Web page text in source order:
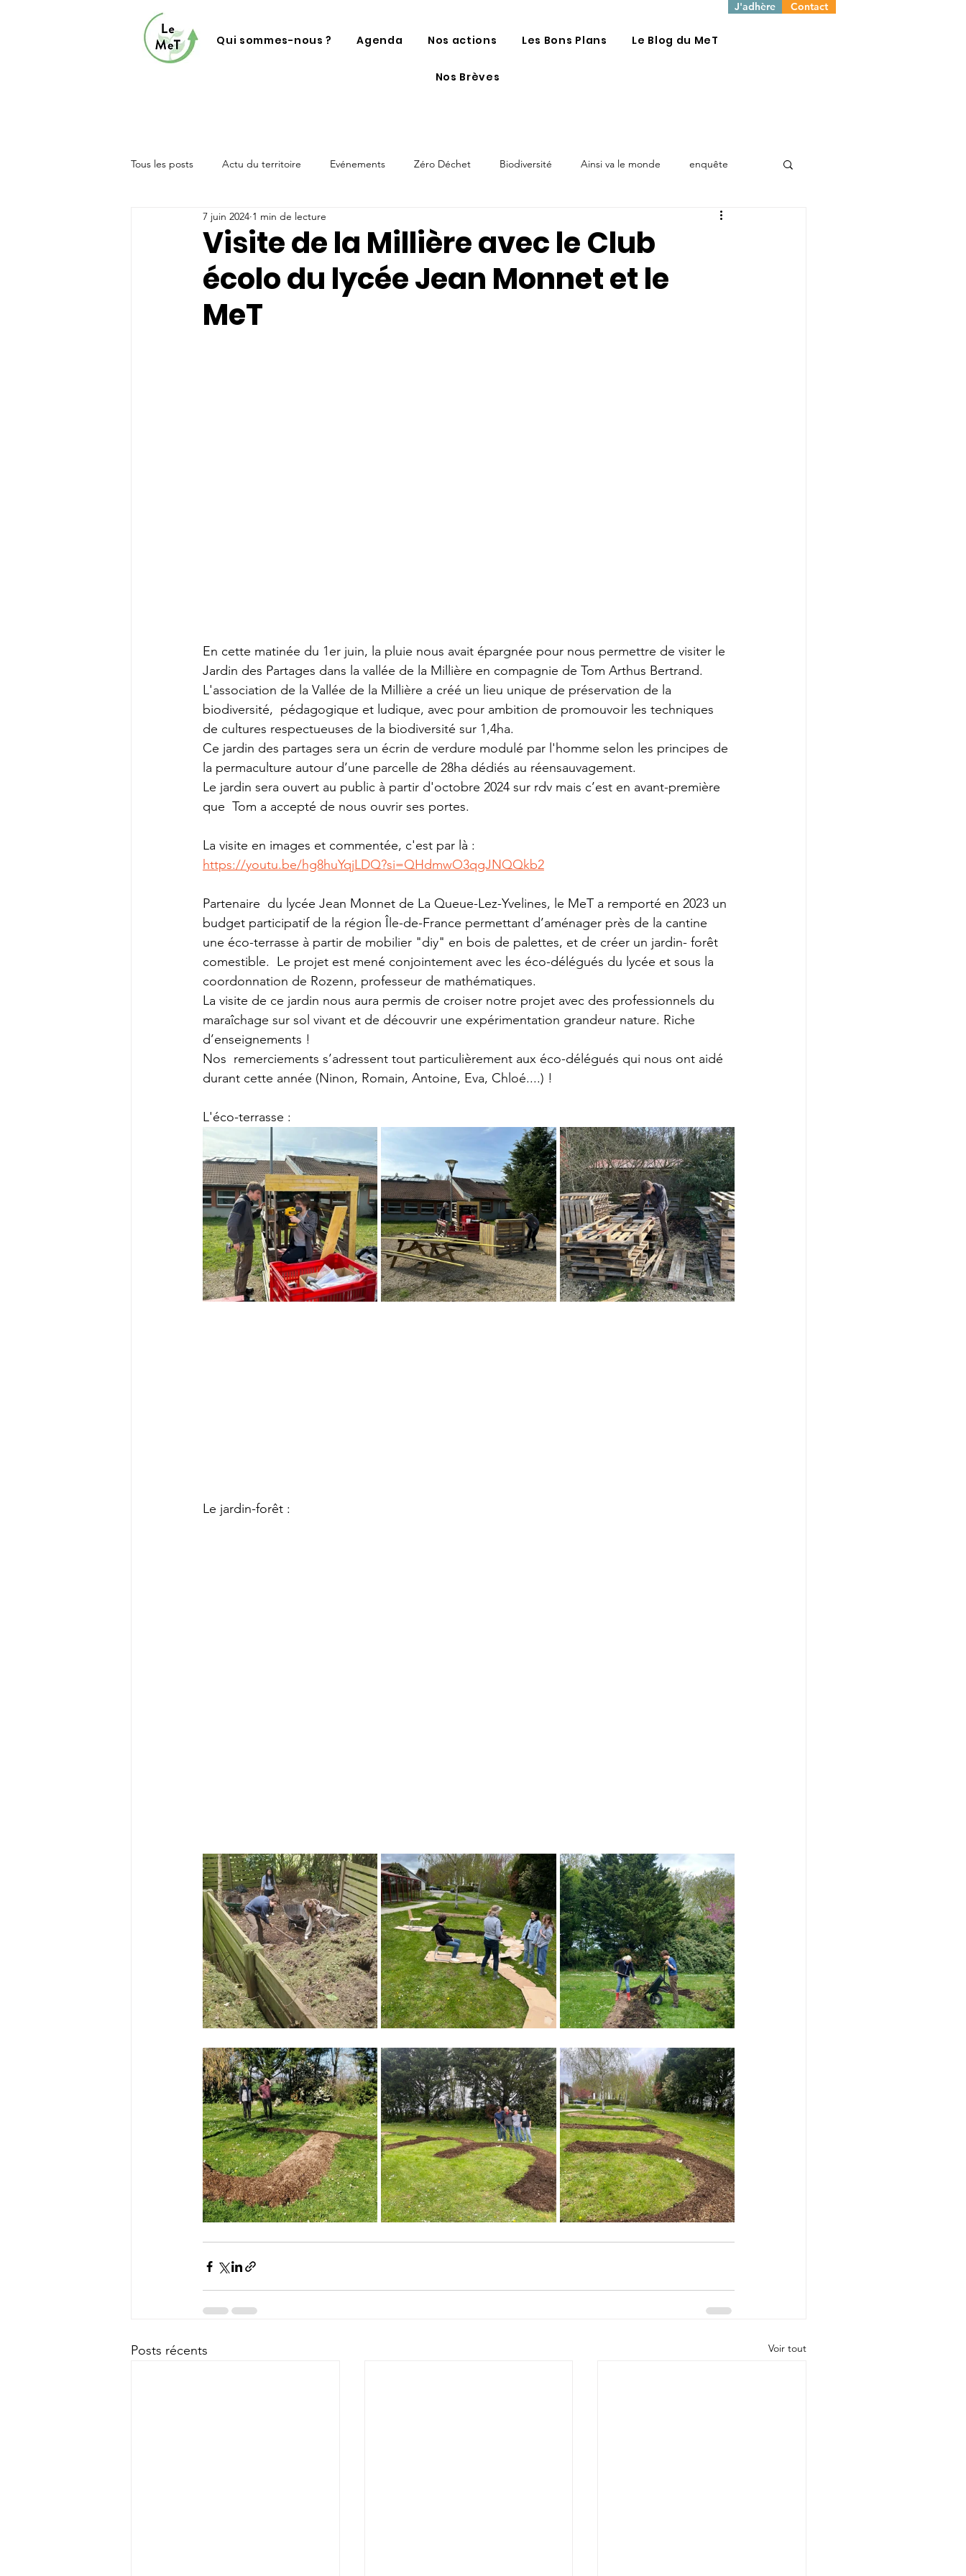
Qui sommes-nous ? Agenda Nos actions Les Bons Plans Le Blog du MeT
Nos Brèves
J'adhère Contact
Tous les posts Actu du territoire Evénements Zéro Déchet Biodiversité Ainsi va le monde enquête
Visite de la Millière avec le Club
écolo du lycée Jean Monnet et le
MeT
7 juin 2024 1 min de lecture
En cette matinée du 1er juin, la pluie nous avait épargnée pour nous permettre de visiter le
Jardin des Partages dans la vallée de la Millière en compagnie de Tom Arthus Bertrand.
L'association de la Vallée de la Millière a créé un lieu unique de préservation de la
biodiversité,  pédagogique et ludique, avec pour ambition de promouvoir les techniques
de cultures respectueuses de la biodiversité sur 1,4ha.
Ce jardin des partages sera un écrin de verdure modulé par l'homme selon les principes de
la permaculture autour d’une parcelle de 28ha dédiés au réensauvagement.
Le jardin sera ouvert au public à partir d'octobre 2024 sur rdv mais c’est en avant-première
que  Tom a accepté de nous ouvrir ses portes.
La visite en images et commentée, c'est par là :
https://youtu.be/hg8huYqjLDQ?si=QHdmwO3qgJNQQkb2
Partenaire  du lycée Jean Monnet de La Queue-Lez-Yvelines, le MeT a remporté en 2023 un
budget participatif de la région Île-de-France permettant d’aménager près de la cantine
une éco-terrasse à partir de mobilier "diy" en bois de palettes, et de créer un jardin- forêt
comestible.  Le projet est mené conjointement avec les éco-délégués du lycée et sous la
coordonnation de Rozenn, professeur de mathématiques.
La visite de ce jardin nous aura permis de croiser notre projet avec des professionnels du
maraîchage sur sol vivant et de découvrir une expérimentation grandeur nature. Riche
d’enseignements !
Nos  remerciements s’adressent tout particulièrement aux éco-délégués qui nous ont aidé
durant cette année (Ninon, Romain, Antoine, Eva, Chloé....) !
L'éco-terrasse :
Le jardin-forêt :
Posts récents Voir tout